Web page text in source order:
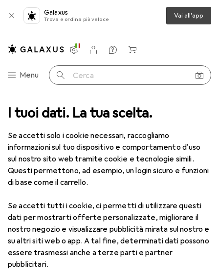
I tuoi dati. La tua scelta.
Se accetti solo i cookie necessari, raccogliamo
informazioni sul tuo dispositivo e comportamento d'uso
sul nostro sito web tramite cookie e tecnologie simili.
Questi permettono, ad esempio, un login sicuro e funzioni
di base come il carrello.
Se accetti tutti i cookie, ci permetti di utilizzare questi
dati per mostrarti offerte personalizzate, migliorare il
nostro negozio e visualizzare pubblicità mirata sul nostro e
su altri siti web o app. A tal fine, determinati dati possono
essere trasmessi anche a terze parti e partner
pubblicitari.
Galaxus
Trova e ordina più veloce Vai all'app
Categoria Navigazione
Menu Cerca
Impostazioni
Conto cliente
Liste di confronto
Liste dei desideri
Carrello
Lenti a contatto Air Optix HydraGlyde per l'astigmatismo 6
1 Immagine
Air Optix HydraGlyde per
-7, Obiettivo mensile, 6 pz., Torico
Prezzo in EUR IVA incl.
EUR
52,90 EUR
8,82/1pz.